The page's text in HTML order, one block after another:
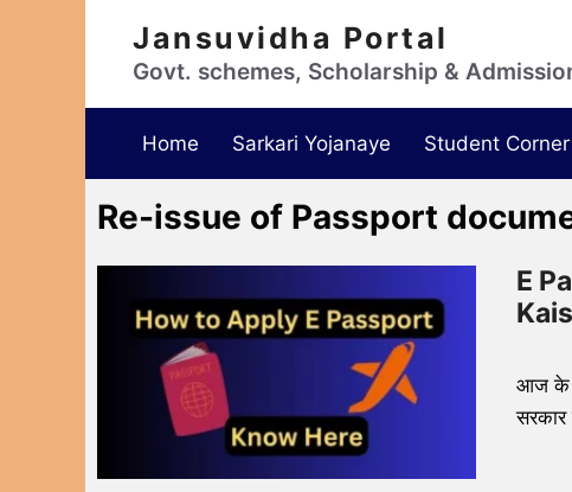
Jansuvidha Portal
Govt. schemes, Scholarship &
Home Sarkari Yojanaye Student Corner
Re-issue of Passport
E
आज के
सरकार